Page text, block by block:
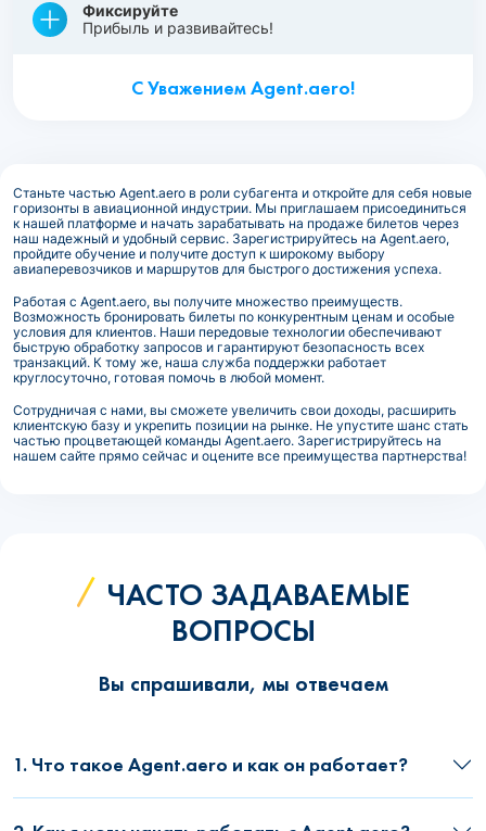
Фиксируйте
Прибыль и развивайтесь!
С Уважением Agent.aero!
Станьте частью Agent.aero в роли субагента и откройте для себя новые
горизонты в авиационной индустрии. Мы приглашаем присоединиться
к нашей платформе и начать зарабатывать на продаже билетов через
наш надежный и удобный сервис. Зарегистрируйтесь на Agent.aero,
пройдите обучение и получите доступ к широкому выбору
авиаперевозчиков и маршрутов для быстрого достижения успеха.
Работая с Agent.aero, вы получите множество преимуществ.
Возможность бронировать билеты по конкурентным ценам и особые
условия для клиентов. Наши передовые технологии обеспечивают
быструю обработку запросов и гарантируют безопасность всех
транзакций. К тому же, наша служба поддержки работает
круглосуточно, готовая помочь в любой момент.
Сотрудничая с нами, вы сможете увеличить свои доходы, расширить
клиентскую базу и укрепить позиции на рынке. Не упустите шанс стать
частью процветающей команды Agent.aero. Зарегистрируйтесь на
нашем сайте прямо сейчас и оцените все преимущества партнерства!
ЧАСТО ЗАДАВАЕМЫЕ
ВОПРОСЫ
Вы спрашивали, мы отвечаем
1. Что такое Agent.aero и как он работает?